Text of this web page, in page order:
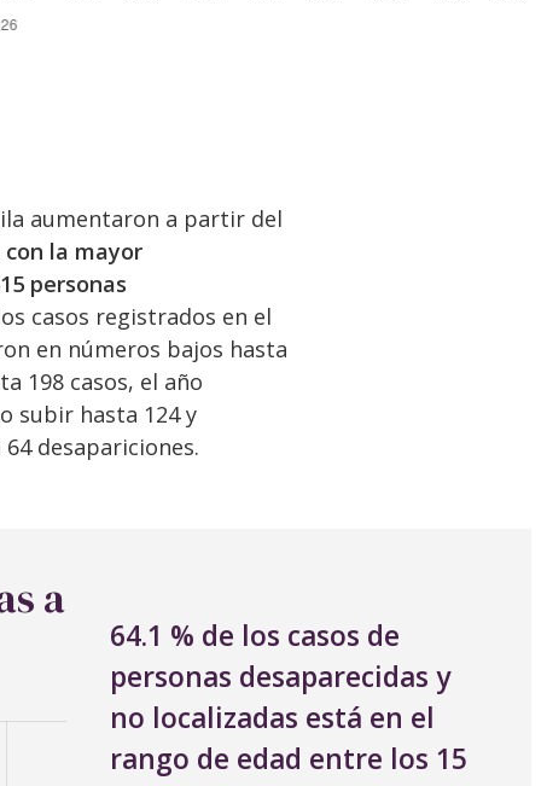
aumentaron a partir del
con la mayor
personas
casos registrados en el
en números bajos hasta
198 casos, el año
subir hasta 124 y
desapariciones.
a
64.1 % de los casos de
personas desaparecidas y
no localizadas está en el
rango de edad entre los 15